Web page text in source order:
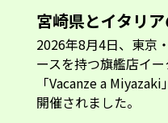
宮崎県とイタリ
2026年8月4日、東京
ースを持つ旗艦店イー
「Vacanze a
開催されました。